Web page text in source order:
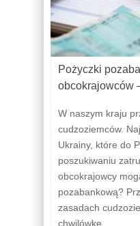
Pożyczki
obcokrajowców
W naszym kraju
cudzoziemców.
Ukrainy, które do
poszukiwaniu
obcokrajowcy
pozabankową?
zasadach
chwilówkę.